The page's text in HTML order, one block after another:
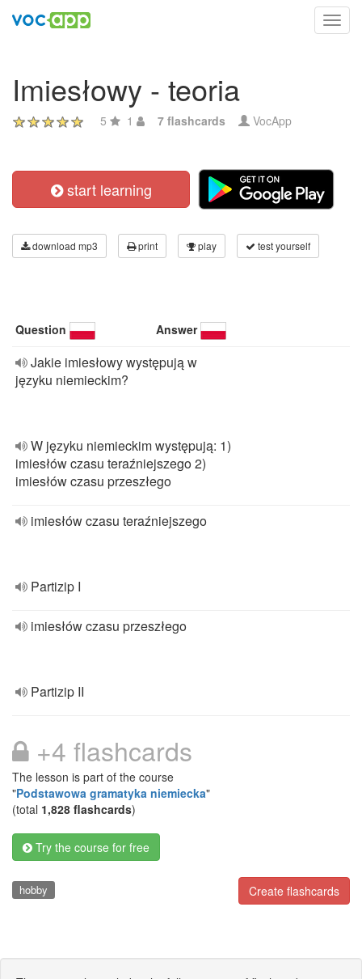
Imiesłowy - teoria
5 1 7 flashcards VocApp
start learning
download mp3 print play test yourself
Question Answer
Jakie imiesłowy występują w
języku niemieckim?
W języku niemieckim występują: 1)
imiesłów czasu teraźniejszego 2)
imiesłów czasu przeszłego
imiesłów czasu teraźniejszego
Partizip I
imiesłów czasu przeszłego
Partizip II
+4 flashcards
The lesson is part of the course
"Podstawowa gramatyka niemiecka"
(total 1,828 flashcards)
Try the course for free
Create flashcards
hobby